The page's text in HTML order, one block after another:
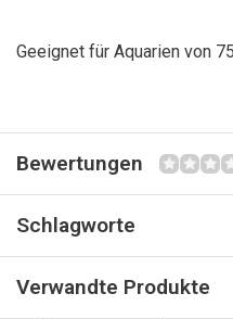
Geeignet für Aquarien von
Bewertungen
Schlagworte
Verwandte Produkte